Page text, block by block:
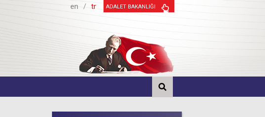
en / tr ADALET BAKANLIĞI